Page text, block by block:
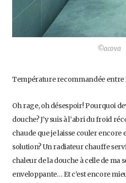
©acova
Température recommandée entre
Oh rage, oh désespoir! Pourquoi
douche? J’y suis à l’abri du froid
chaude que je laisse couler encore
solution? Un radiateur chauffe
chaleur de la douche à celle de ma
enveloppante… Et c’est encore